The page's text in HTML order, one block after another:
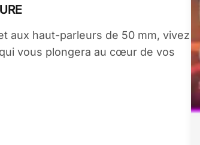
aux haut-parleurs de 50 mm, vivez
vous plongera au cœur de vos